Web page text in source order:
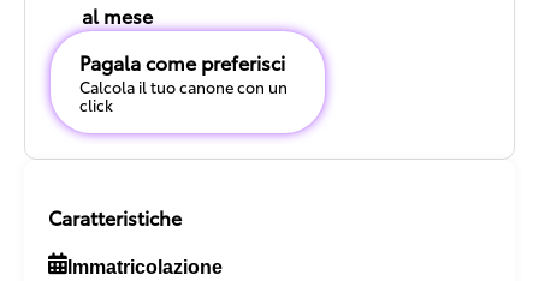
al mese
Pagala come preferisci
Calcola il tuo canone con un
click
Caratteristiche
Immatricolazione